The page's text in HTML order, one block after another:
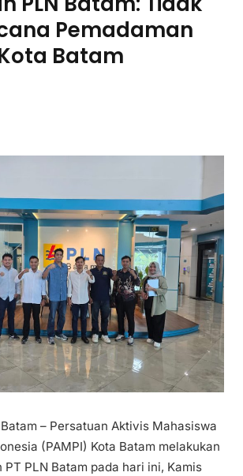
Pemadaman
Batam
Batam – Persatuan Aktivis Mahasiswa
(PAMPI) Kota Batam melakukan
PLN Batam pada hari ini, Kamis